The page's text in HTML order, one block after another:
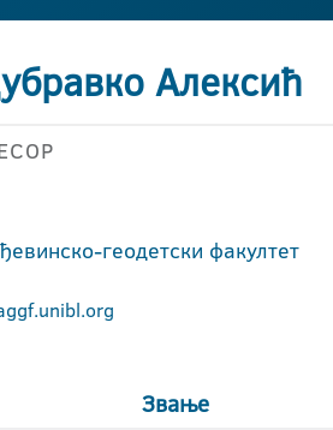
Алексић
геодетски факултет
Звање